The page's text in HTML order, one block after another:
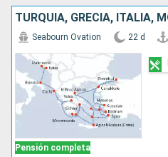
Pensión completa
Seabourn Ovation 22 d